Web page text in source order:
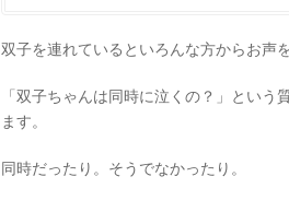
双子を連れているといろんな方からお声
「双子ちゃんは同時に泣くの？」とい
ます。
同時だったり。そうでなかったり。